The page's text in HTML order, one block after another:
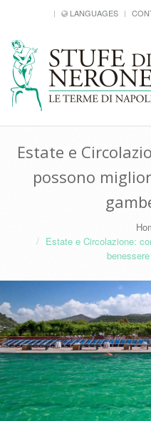
LANGUAGES
Estate e
possono
Estate e Circolazione: